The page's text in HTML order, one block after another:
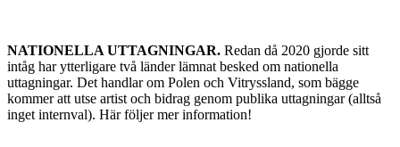
NATIONELLA UTTAGNINGAR. Redan då 2020 gjorde sitt
intåg har ytterligare två länder lämnat besked om nationella
uttagningar. Det handlar om Polen och Vitryssland, som bägge
kommer att utse artist och bidrag genom publika uttagningar (alltså
inget internval). Här följer mer information!